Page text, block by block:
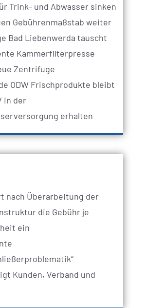
Trink- und Abwasser sinken
Gebührenmaßstab weiter
Bad Liebenwerda tauscht
Kammerfilterpresse
Zentrifuge
ODW Frischprodukte bleibt
in der
erhalten
nach Überarbeitung der
die Gebühr je
ein
Kunden, Verband und